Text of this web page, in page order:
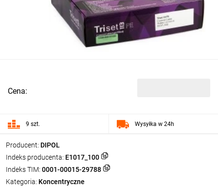
Producent: DIPOL
Indeks producenta: E1017_100
Indeks TIM: 0001-00015-29788
Kategoria: Koncentryczne
Cena:
9 szt. Wysyłka w 24h